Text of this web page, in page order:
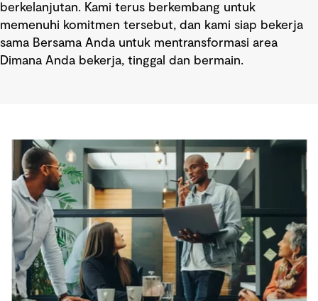
berkelanjutan. Kami terus berkembang untuk
memenuhi komitmen tersebut, dan kami siap bekerja
sama Bersama Anda untuk mentransformasi area
Dimana Anda bekerja, tinggal dan bermain.